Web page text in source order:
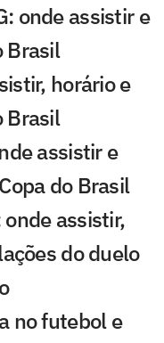
onde assistir e
Brasil
horário e
Brasil
assistir e
do Brasil
assistir,
do duelo
no futebol e